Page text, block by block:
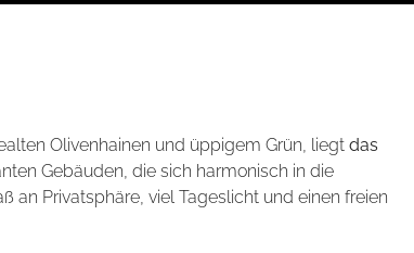
Olivenhainen und üppigem Grün, liegt das
Gebäuden, die sich harmonisch in die
an Privatsphäre, viel Tageslicht und einen freien